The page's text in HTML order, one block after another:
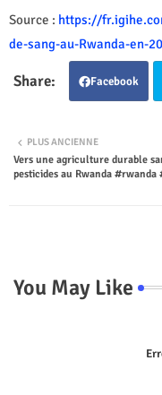
Source : https://
de-sang-au-Rwanda-en-
Facebook
PLUS ANCIENNE
Vers une agriculture durable
pesticides au Rwanda #rwanda
You May Like